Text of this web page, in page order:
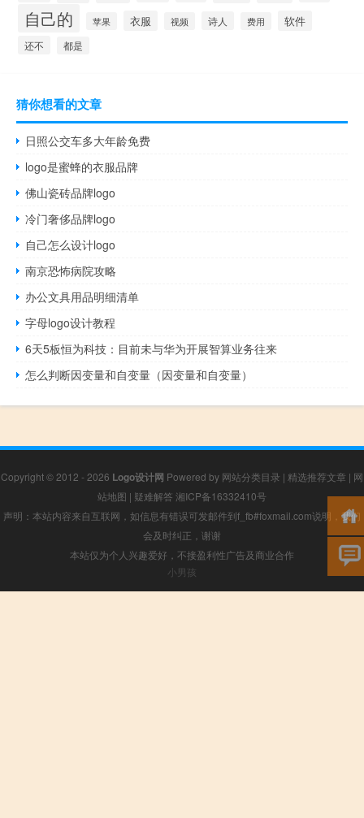
自己的 苹果 衣服 视频 诗人 费用 软件
还不 都是
猜你想看的文章
日照公交车多大年龄免费
logo是蜜蜂的衣服品牌
佛山瓷砖品牌logo
冷门奢侈品牌logo
自己怎么设计logo
南京恐怖病院攻略
办公文具用品明细清单
字母logo设计教程
6天5板恒为科技：目前未与华为开展智算业务往来
怎么判断因变量和自变量（因变量和自变量）
Copyright © 2012 - 2026 Logo设计网 Powered by 网站分类目录 | 精选推荐文章 | 网
站地图 | 疑难解答 湘ICP备16332410号
声明：本站内容来自互联网，如信息有错误可发邮件到f_fb#foxmail.com说明，我们
会及时纠正，谢谢
本站仅为个人兴趣爱好，不接盈利性广告及商业合作
小男孩